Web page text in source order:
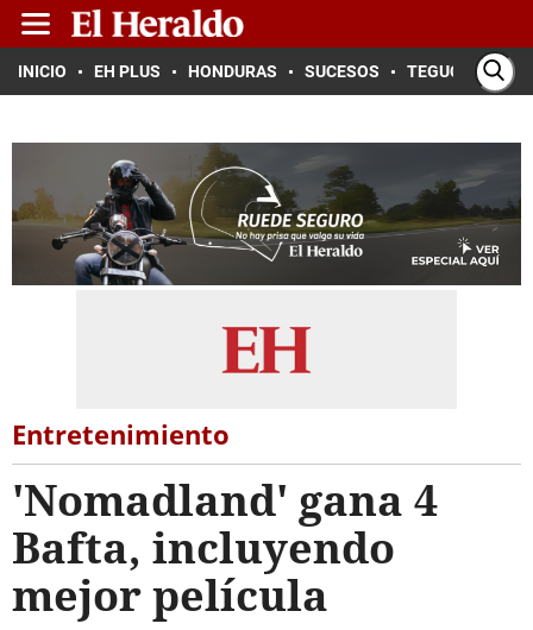
INICIO EH PLUS HONDURAS SUCESOS TEGUCIGALPA
Entretenimiento
'Nomadland' gana 4
Bafta, incluyendo
mejor película